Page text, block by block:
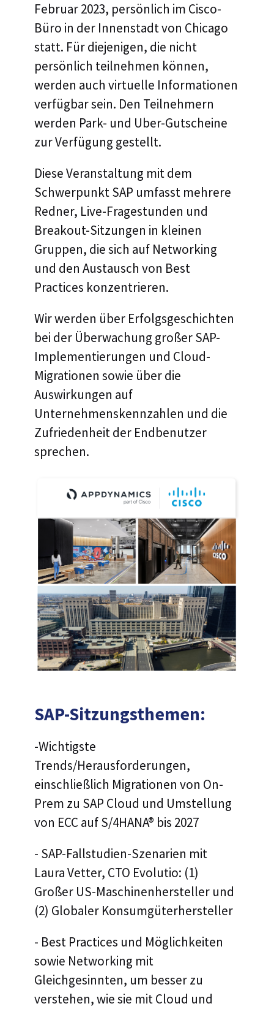
Februar 2023, persönlich im Cisco-
Büro in der Innenstadt von Chicago
statt. Für diejenigen, die nicht
persönlich teilnehmen können,
werden auch virtuelle Informationen
verfügbar sein. Den Teilnehmern
werden Park- und Uber-Gutscheine
zur Verfügung gestellt.
Diese Veranstaltung mit dem
Schwerpunkt SAP umfasst mehrere
Redner, Live-Fragestunden und
Breakout-Sitzungen in kleinen
Gruppen, die sich auf Networking
und den Austausch von Best
Practices konzentrieren.
Wir werden über Erfolgsgeschichten
bei der Überwachung großer SAP-
Implementierungen und Cloud-
Migrationen sowie über die
Auswirkungen auf
Unternehmenskennzahlen und die
Zufriedenheit der Endbenutzer
sprechen.
SAP-Sitzungsthemen:
-Wichtigste
Trends/Herausforderungen,
einschließlich Migrationen von On-
Prem zu SAP Cloud und Umstellung
von ECC auf S/4HANA® bis 2027
- SAP-Fallstudien-Szenarien mit
Laura Vetter, CTO Evolutio: (1)
Großer US-Maschinenhersteller und
(2) Globaler Konsumgüterhersteller
- Best Practices und Möglichkeiten
sowie Networking mit
Gleichgesinnten, um besser zu
verstehen, wie sie mit Cloud und